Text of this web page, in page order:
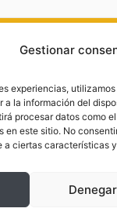
Gestionar
experiencias,
a la información del
procesar datos como
en este sitio. No
a ciertas características
Denegar
L; Finalidad: envío de
consentimiento;
acceder, rectificar y
adicional. Más
para llevar a cabo el